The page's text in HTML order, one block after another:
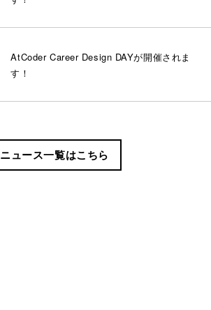
AtCoder Career Design DAYが開催されま
す！
ニュース一覧はこちら